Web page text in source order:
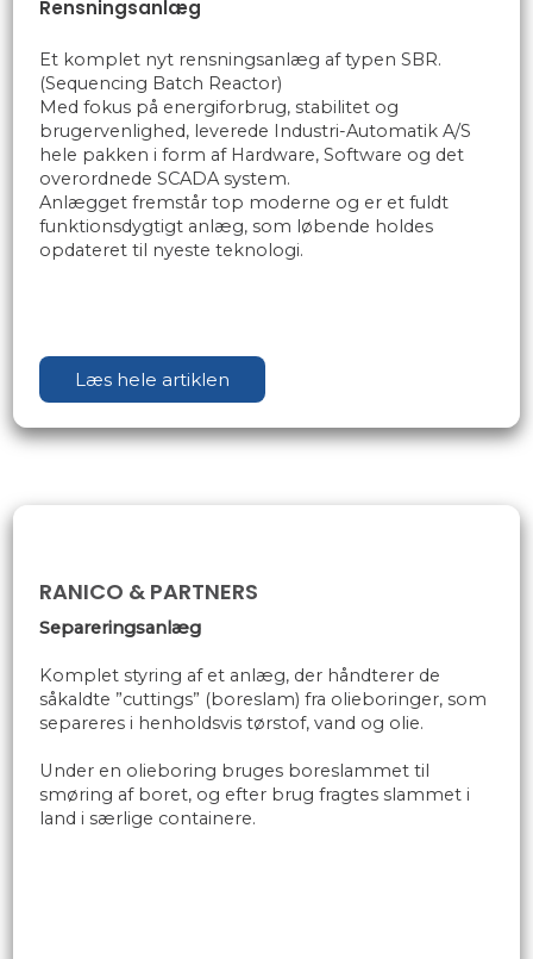
Rensningsanlæg
Et komplet nyt rensningsanlæg af typen SBR.
(Sequencing Batch Reactor)
Med fokus på energiforbrug, stabilitet og
brugervenlighed, leverede Industri-Automatik A/S
hele pakken i form af Hardware, Software og det
overordnede SCADA system.
Anlægget fremstår top moderne og er et fuldt
funktionsdygtigt anlæg, som løbende holdes
opdateret til nyeste teknologi.
Læs hele artiklen
RANICO & PARTNERS
Separeringsanlæg
Komplet styring af et anlæg, der håndterer de
såkaldte ”cuttings” (boreslam) fra olieboringer, som
separeres i henholdsvis tørstof, vand og olie.
Under en olieboring bruges boreslammet til
smøring af boret, og efter brug fragtes slammet i
land i særlige containere.